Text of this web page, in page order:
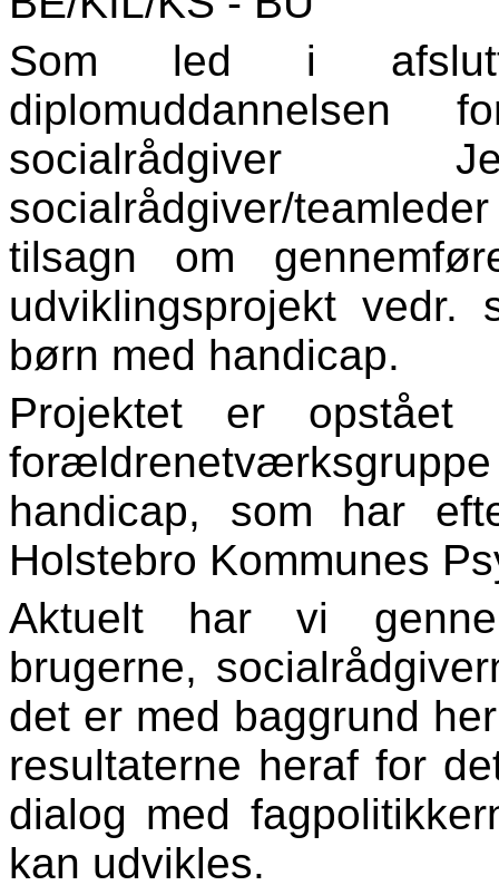
Som led i
socialrådgiver/
tilsagn om
udviklingsprojekt
børn med handicap.
Projektet er
handicap, som har
Holstebro Kommunes
Aktuelt har vi
brugerne,
det er med baggrund
resultaterne heraf for
dialog med
kan udvikles.